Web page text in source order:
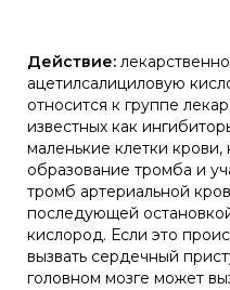
Действие:
ацетилсалициловую
относится к группе
известных как
маленькие клетки
образование тромба и
тромб артериальной
последующей
кислород. Если это
вызвать сердечный
головном мозге может